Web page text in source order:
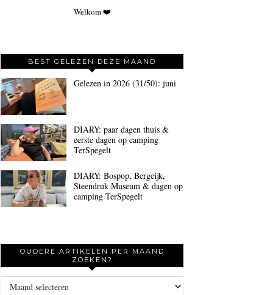
Welkom ❤️
BEST GELEZEN DEZE MAAND
Gelezen in 2026 (31/50): juni
DIARY: paar dagen thuis &
eerste dagen op camping
TerSpegelt
DIARY: Bospop, Bergeijk,
Steendruk Museum & dagen op
camping TerSpegelt
OUDERE ARTIKELEN PER MAAND
ZOEKEN?
Oudere